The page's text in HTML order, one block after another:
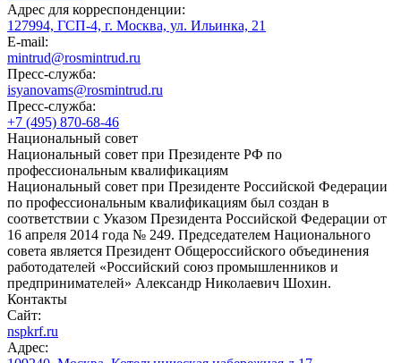
Адрес для корреспонденции:
127994, ГСП-4, г. Москва, ул. Ильинка, 21
E-mail:
mintrud@rosmintrud.ru
Пресс-служба:
isyanovams@rosmintrud.ru
Пресс-служба:
+7 (495) 870-68-46
Национальный совет
Национальный совет при Президенте РФ по
профессиональным квалификациям
Национальный совет при Президенте Российской Федерации
по профессиональным квалификациям был создан в
соответствии с Указом Президента Российской Федерации от
16 апреля 2014 года № 249. Председателем Национального
совета является Президент Общероссийского объединения
работодателей «Российский союз промышленников и
предпринимателей» Александр Николаевич Шохин.
Контакты
Сайт:
nspkrf.ru
Адрес: